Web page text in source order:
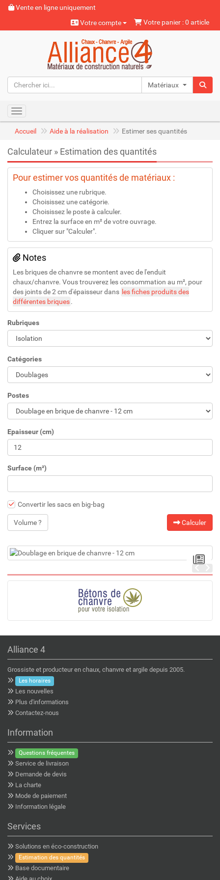
Vente en ligne uniquement
Votre compte
Votre panier : 0 article
Matériaux naturels
Toggle navigation
Accueil Aide à la réalisation Estimer ses quantités
Calculateur » Estimation des quantités
Pour estimer vos quantités de matériaux :
Choisissez une rubrique.
Choisissez une catégorie.
Choisissez le poste à calculer.
Entrez la surface en m² de votre ouvrage.
Cliquer sur "Calculer".
Notes
Les briques de chanvre se montent avec de l'enduit
chaux/chanvre. Vous trouverez les consommation au m², pour
des joints de 2 cm d'épaisseur dans les fiches produits des
différentes briques.
Rubriques
Catégories
Postes
Epaisseur (cm)
Surface (m²)
Convertir les sacs en big-bag
Volume ? Calculer
Alliance 4
Grossiste et producteur en chaux, chanvre et argile depuis 2005.
Les horaires
Les nouvelles
Plus d'informations
Contactez-nous
Information
Questions fréquentes
Service de livraison
Demande de devis
La charte
Mode de paiement
Information légale
Services
Solutions en éco-construction
Estimation des quantités
Base documentaire